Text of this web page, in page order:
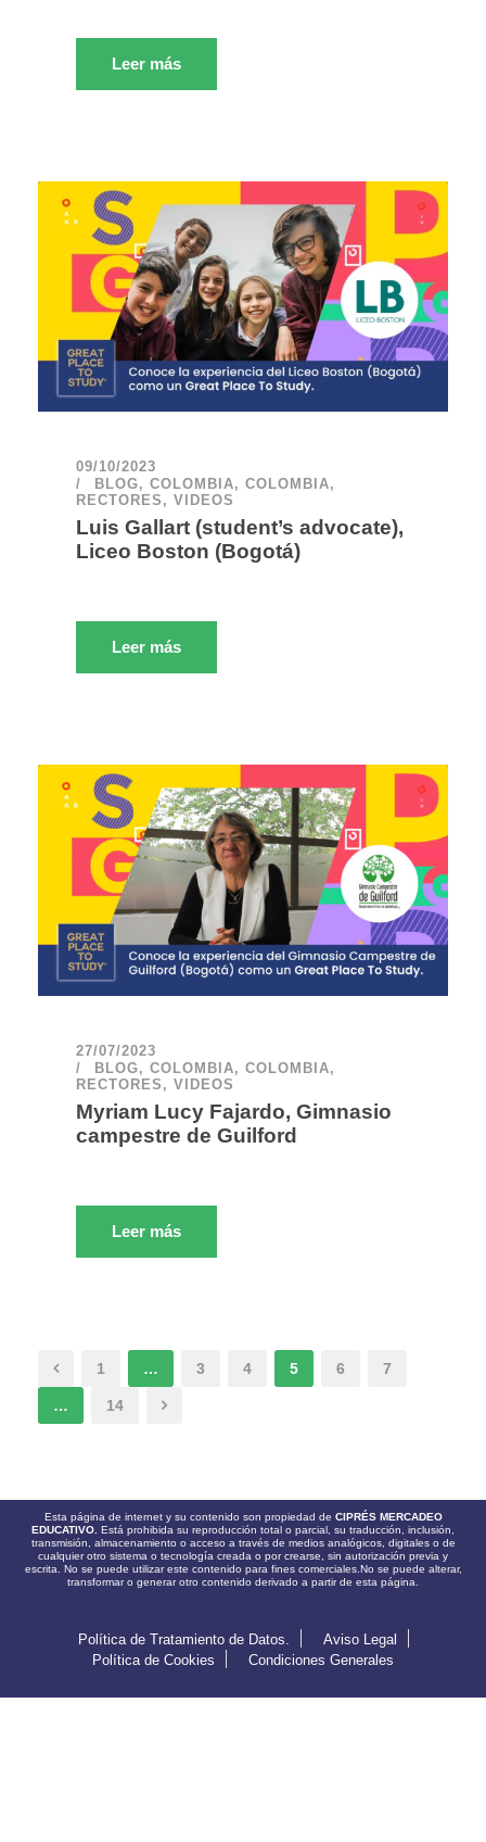
Leer más
09/10/2023
BLOG, COLOMBIA, COLOMBIA,
RECTORES , VIDEOS
Luis Gallart (student’s advocate),
Liceo Boston (Bogotá)
Leer más
27/07/2023
BLOG, COLOMBIA, COLOMBIA,
RECTORES , VIDEOS
Myriam Lucy Fajardo, Gimnasio
campestre de Guilford
Leer más
1 … 3 4 5 6 7
… 14
Esta página de internet y su contenido son propiedad de CIPRÉS MERCADEO
EDUCATIVO. Está prohibida su reproducción total o parcial, su traducción, inclusión,
transmisión, almacenamiento o acceso a través de medios analógicos, digitales o de
cualquier otro sistema o tecnología creada o por crearse, sin autorización previa y
escrita. No se puede utilizar este contenido para fines comerciales.No se puede alterar,
transformar o generar otro contenido derivado a partir de esta página.
Política de Tratamiento de Datos.
Aviso Legal
Política de Cookies
Condiciones Generales